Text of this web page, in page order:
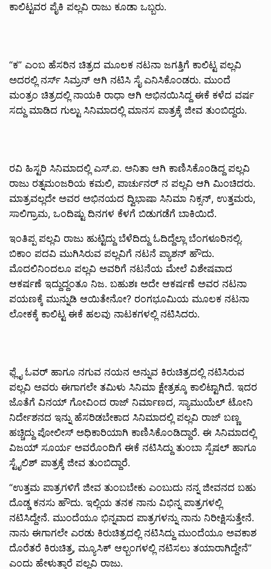
ಕಾಲಿಟ್ಟವರ ಪೈಕಿ ಪಲ್ಲವಿ ರಾಜು ಕೂಡಾ ಒಬ್ಬರು‌.
“ಕ” ಎಂಬ ಹೆಸರಿನ ಚಿತ್ರದ ಮೂಲಕ ನಟನಾ ಜಗತ್ತಿಗೆ ಕಾಲಿಟ್ಟ ಪಲ್ಲವಿ
ಅದರಲ್ಲಿ ನರ್ಸ್ ಸಿಮ್ರನ್ ಆಗಿ ನಟಿಸಿ ಸೈ ಎನಿಸಿಕೊಂಡರು. ಮುಂದೆ
ಮಂತ್ರಂ ಚಿತ್ರದಲ್ಲಿ ನಾಯಕಿ ರಾಧಾ ಆಗಿ ಅಭಿನಯಿಸಿದ್ದ ಈಕೆ ಕಳೆದ ವರ್ಷ
ಸದ್ದು ಮಾಡಿದ ಗುಲ್ಟು ಸಿನಿಮಾದಲ್ಲಿ ಮಾನಸ ಪಾತ್ರಕ್ಕೆ ಜೀವ ತುಂಬಿದ್ದರು.
ರವಿ ಹಿಸ್ಟರಿ ಸಿನಿಮಾದಲ್ಲಿ ಎಸ್.ಐ. ಅನಿತಾ ಆಗಿ ಕಾಣಿಸಿಕೊಂಡಿದ್ದ ಪಲ್ಲವಿ
ರಾಜು ರತ್ನಮಂಜರಿಯ ಕಮಲಿ, ಪಾರ್ಚುನರ್ ನ ಪಲ್ಲವಿ ಆಗಿ ಮಿಂಚಿದರು.
ಮಾತ್ರವಲ್ಲದೇ ಅವರ ಅಭಿನಯದ ದ್ವಿಭಾಷಾ ಸಿನಿಮಾ ನಿಕ್ಸನ್, ಉತ್ತಮರು,
ಸಾಲಿಗ್ರಾಮ, ಒಂದಿಷ್ಟು ದಿನಗಳ ಕೆಳಗೆ ಬಿಡುಗಡೆಗೆ ಬಾಕಿಯಿದೆ.
ಇಂತಿಪ್ಪ ಪಲ್ಲವಿ ರಾಜು ಹುಟ್ಟಿದ್ದು ಬೆಳೆದಿದ್ದು ಓದಿದ್ದೆಲ್ಲಾ ಬೆಂಗಳೂರಿನಲ್ಲಿ.
ಬಿಕಾಂ ಪದವಿ ಮುಗಿಸಿರುವ ಪಲ್ಲವಿಗೆ ನಟನೆ ಪ್ಯಾಶನ್ ಹೌದು.
ಮೊದಲಿನಿಂದಲೂ ಪಲ್ಲವಿ ಅವರಿಗೆ ನಟನೆಯ ಮೇಲೆ ವಿಶೇಷವಾದ
ಆಕರ್ಷಣೆ ಇದ್ದುದ್ದಂತೂ ನಿಜ. ಬಹುಶಃ ಅದೇ ಆಕರ್ಷಣೆ ಅವರ ನಟನಾ
ಪಯಣಕ್ಕೆ ಮುನ್ನುಡಿ ಆಯಿತೇನೋ? ರಂಗಭೂಮಿಯ ಮೂಲಕ ನಟನಾ
ಲೋಕಕ್ಕೆ ಕಾಲಿಟ್ಟ ಈಕೆ ಹಲವು ನಾಟಕಗಳಲ್ಲಿ ನಟಿಸಿದರು.
ಫ್ಲೈ ಓವರ್ ಹಾಗೂ ನಗುವ ನಯನ ಅನ್ನುವ ಕಿರುಚಿತ್ರದಲ್ಲಿ ನಟಿಸಿರುವ
ಪಲ್ಲವಿ ಅವರು ಈಗಾಗಲೇ ತಮಿಳು ಸಿನಿಮಾ ಕ್ಷೇತ್ರಕ್ಕೂ ಕಾಲಿಟ್ಟಾಗಿದೆ. ಇದರ
ಜೊತೆಗೆ ವಿನಯ್ ಗೋವಿಂದ ರಾಜ್ ನಿರ್ಮಾಣದ, ಸ್ಯಾಮುಯೆಲ್ ಟೋನಿ
ನಿರ್ದೇಶನದ ಇನ್ನು ಹೆಸರಿಡಬೇಕಾದ ಸಿನಿಮಾದಲ್ಲಿ ಪಲ್ಲವಿ ರಾಜ್ ಬಣ್ಣ
ಹಚ್ಚಿದ್ದು ಪೋಲೀಸ್ ಅಧಿಕಾರಿಯಾಗಿ ಕಾಣಿಸಿಕೊಂಡಿದ್ದಾರೆ‌. ಈ ಸಿನಿಮಾದಲ್ಲಿ
ವಿಜಯ್ ಸೂರ್ಯ ಅವರೊಂದಿಗೆ ಈಕೆ ನಟಿಸಿದ್ದು ತುಂಬಾ ಸ್ಪೆಷಲ್ ಹಾಗೂ
ಸ್ಟೈಲಿಶ್ ಪಾತ್ರಕ್ಕೆ ಜೀವ ತುಂಬಿದ್ದಾರೆ.
“ಉತ್ತಮ ಪಾತ್ರಗಳಿಗೆ ಜೀವ ತುಂಬಬೇಕು ಎಂಬುದು ನನ್ನ ಜೀವನದ ಬಹು
ದೊಡ್ಡ ಕನಸು ಹೌದು. ಇಲ್ಲಿಯ ತನಕ ನಾನು ವಿಭಿನ್ನ ಪಾತ್ರಗಳಲ್ಲಿ
ನಟಿಸಿದ್ದೇನೆ. ಮುಂದೆಯೂ ಭಿನ್ನವಾದ ಪಾತ್ರಗಳನ್ನು ನಾನು ನಿರೀಕ್ಷಿಸುತ್ತೇನೆ.
ನಾನು ಈಗಾಗಲೇ ಎರಡು ಕಿರುಚಿತ್ರದಲ್ಲಿ ನಟಿಸಿದ್ದು ಮುಂದೆಯೂ ಅವಕಾಶ
ದೊರೆತರೆ ಕಿರುಚಿತ್ರ, ಮ್ಯೂಸಿಕ್ ಆಲ್ಬಂಗಳಲ್ಲಿ ನಟಿಸಲು ತಯಾರಾಗಿದ್ದೇನೆ”
ಎಂದು ಹೇಳುತ್ತಾರೆ ಪಲ್ಲವಿ ರಾಜು.